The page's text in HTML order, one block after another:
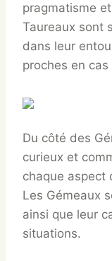
pragmatisme
Taureaux sont
dans leur
proches en
Du côté des
curieux et
chaque aspect
Les Gémeaux
ainsi que leur
situations.